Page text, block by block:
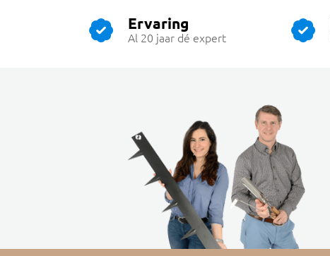
Ervaring
Al 20 jaar dé expert